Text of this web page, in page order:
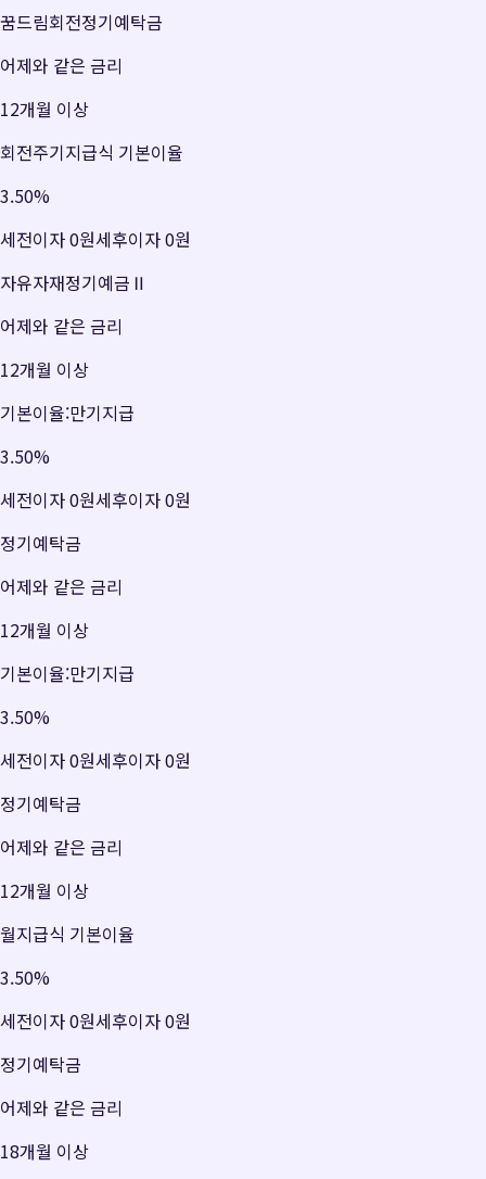
꿈드림회전정기예탁금
어제와 같은 금리
12개월 이상
회전주기지급식 기본이율
3.50%
세전이자0원세후이자0원
자유자재정기예금Ⅱ
어제와 같은 금리
12개월 이상
기본이율:만기지급
3.50%
세전이자0원세후이자0원
정기예탁금
어제와 같은 금리
12개월 이상
기본이율:만기지급
3.50%
세전이자0원세후이자0원
정기예탁금
어제와 같은 금리
12개월 이상
월지급식 기본이율
3.50%
세전이자0원세후이자0원
정기예탁금
어제와 같은 금리
18개월 이상